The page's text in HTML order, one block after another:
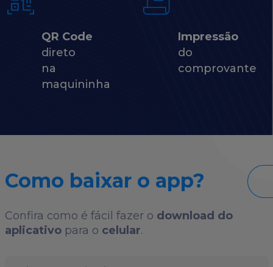
QR Code
direto
na
maquininha
Impressão
do
comprovante
Como baixar o app?
Confira como é fácil fazer o download do
aplicativopara o celular.